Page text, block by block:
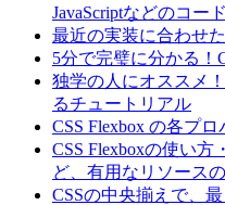
JavaScriptなどのコー
最近の実装に合わせ
5分で完璧に分かる！
独学の人にオススメ
るチュートリアル
CSS Flexbox の各プ
CSS Flexboxの使い
ど、有用なリソース
CSSの中央揃えで、